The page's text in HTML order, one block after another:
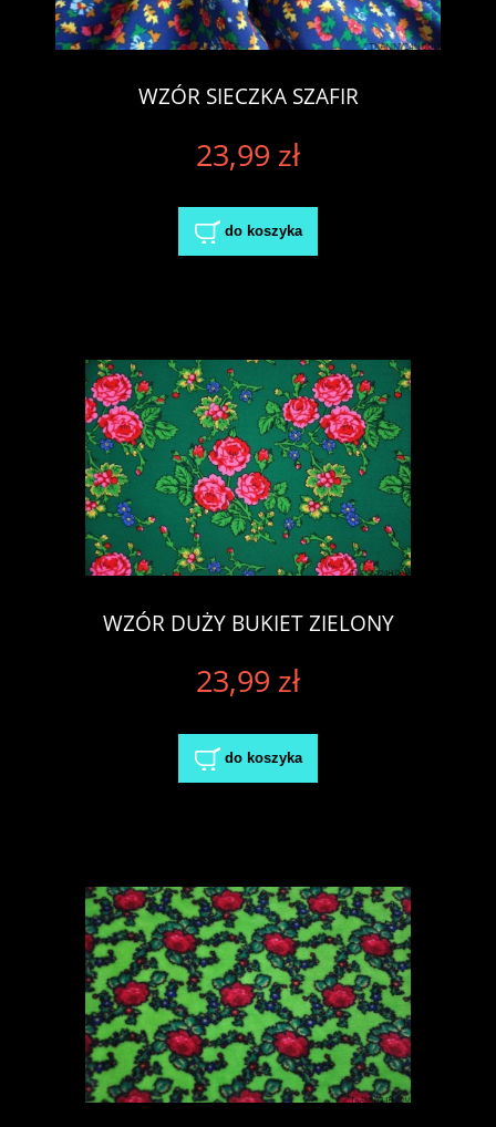
WZÓR SIECZKA SZAFIR
23,99 zł
do koszyka
WZÓR DUŻY BUKIET ZIELONY
23,99 zł
do koszyka